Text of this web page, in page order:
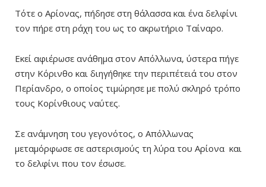
Τότε ο Αρίονας, πήδησε στη θάλασσα και ένα δελφίνι
τον πήρε στη ράχη του ως το ακρωτήριο Ταίναρο.
Εκεί αφιέρωσε ανάθημα στον Απόλλωνα, ύστερα πήγε
στην Κόρινθο και διηγήθηκε την περιπέτειά του στον
Περίανδρο, ο οποίος τιμώρησε με πολύ σκληρό τρόπο
τους Κορίνθιους ναύτες.
Σε ανάμνηση του γεγονότος, ο Απόλλωνας
μεταμόρφωσε σε αστερισμούς τη λύρα του Αρίονα και
το δελφίνι που τον έσωσε.